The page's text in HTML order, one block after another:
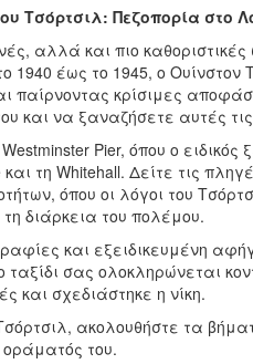
Τσόρτσιλ: Πεζοπορία στο
αλλά και πιο
1940 έως το 1945, ο
παίρνοντας κρίσιμες
και να ξαναζήσετε αυτές
Pier, όπου ο
και τη Whitehall. Δείτε τις
όπου οι λόγοι του
διάρκεια του πολέμου.
και εξειδικευμένη
σας ολοκληρώνεται
και σχεδιάστηκε η νίκη.
ακολουθήστε τα
οράματός του.